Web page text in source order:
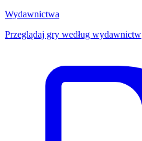
Wydawnictwa
Przeglądaj gry według wydawnictw